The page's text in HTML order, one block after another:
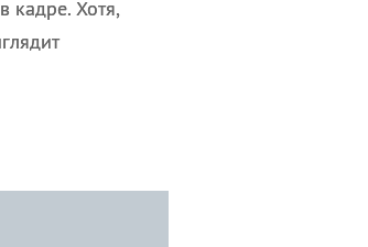
кадре. Хотя,